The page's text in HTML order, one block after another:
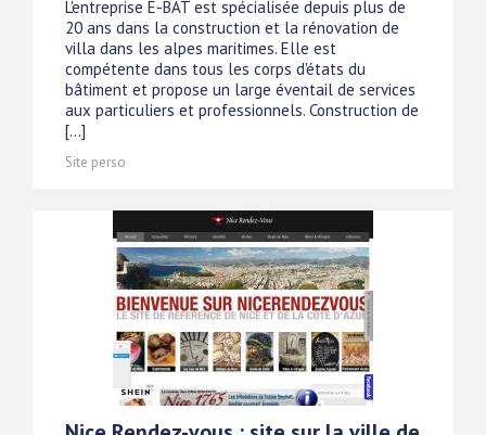
L'entreprise E-BAT est spécialisée depuis plus de
20 ans dans la construction et la rénovation de
villa dans les alpes maritimes. Elle est
compétente dans tous les corps d'états du
bâtiment et propose un large éventail de services
aux particuliers et professionnels. Construction de
[...]
Site perso